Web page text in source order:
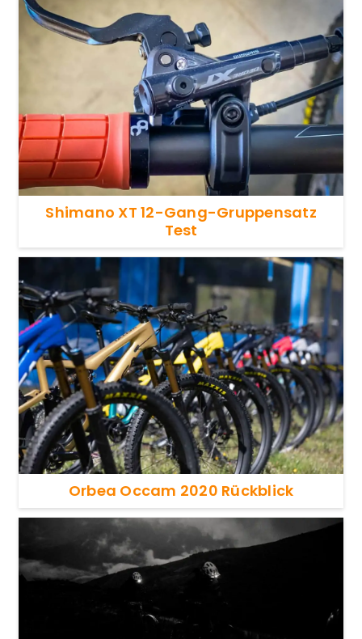
Shimano XT 12-Gang-Gruppensatz
Test
Orbea Occam 2020 Rückblick